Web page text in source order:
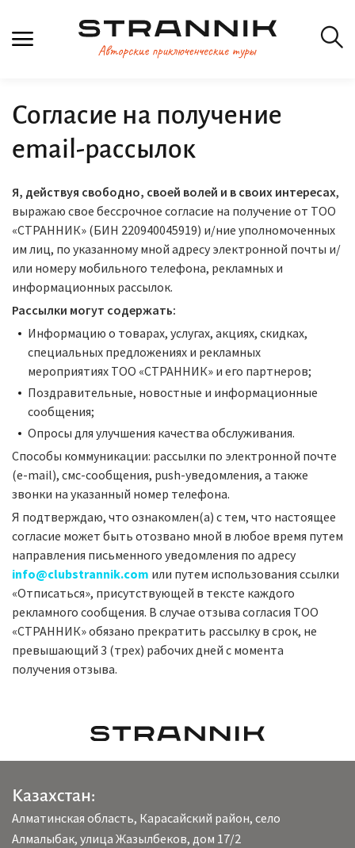
Согласие на получение
email-рассылок
Я, действуя свободно, своей волей и в своих интересах,
выражаю свое бессрочное согласие на получение от ТОО
«СТРАННИК» (БИН 220940045919) и/ние уполномоченных
им лиц, по указанному мной адресу электронной почты и/
или номеру мобильного телефона, рекламных и
информационных рассылок.
Рассылки могут содержать:
Информацию о товарах, услугах, акциях, скидках,
специальных предложениях и рекламных
мероприятиях ТОО «СТРАННИК» и его партнеров;
Поздравительные, новостные и информационные
сообщения;
Опросы для улучшения качества обслуживания.
Способы коммуникации: рассылки по электронной почте
(e-mail), смс-сообщения, push-уведомления, а также
звонки на указанный номер телефона.
Я подтверждаю, что ознакомлен(а) с тем, что настоящее
согласие может быть отозвано мной в любое время путем
направления письменного уведомления по адресу
info@clubstrannik.com или путем использования ссылки
«Отписаться», присутствующей в тексте каждого
рекламного сообщения. В случае отзыва согласия ТОО
«СТРАННИК» обязано прекратить рассылку в срок, не
превышающий 3 (трех) рабочих дней с момента
получения отзыва.
Казахстан:
Алматинская область, Карасайский район, село
Алмалыбак, улица Жазылбеков, дом 17/2